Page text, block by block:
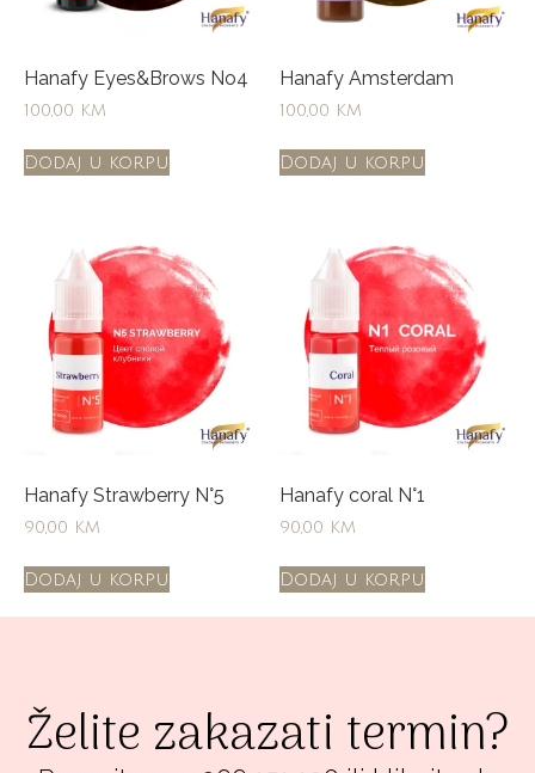
Hanafy Eyes&Brows No4
100,00 KM
Dodaj u korpu
Hanafy Amsterdam
100,00 KM
Dodaj u korpu
Hanafy Strawberry N°5
90,00 KM
Dodaj u korpu
Hanafy coral N°1
90,00 KM
Dodaj u korpu
Želite zakazati termin?